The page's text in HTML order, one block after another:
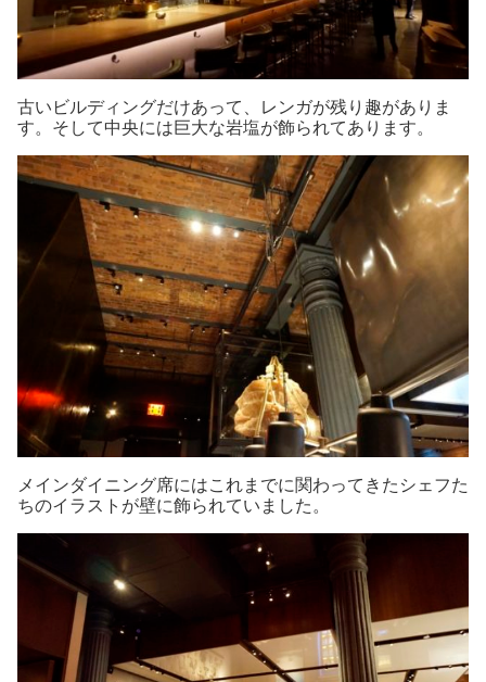
古いビルディングだけあって、レンガが残り趣がありま
す。そして中央には巨大な岩塩が飾られてあります。
メインダイニング席にはこれまでに関わってきたシェフた
ちのイラストが壁に飾られていました。